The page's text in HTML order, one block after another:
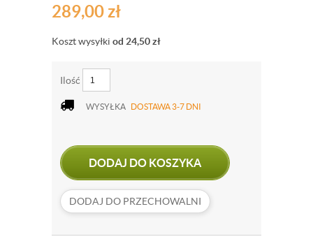
289,00zł
Koszt wysyłki od 24,50zł
Ilość
WYSYŁKA DOSTAWA 3-7 DNI
DODAJ DO KOSZYKA
DODAJ DO PRZECHOWALNI